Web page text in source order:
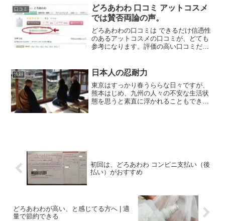
口コミ
どろあわわ 口コミ アットコスメ
では賛否両論の声。
どろあわわの口コミは できるだけ信憑性
のあるアットコスメの口コミが、どても
参考になります。評価の高い口コミだけ
洗顔 日本人の忍耐力
東京はすっかり春うららな日々ですが、
熊本はじめ、九州の人々の不安な生活状
態を思うと素直に浮かれることもできま
初回は、どろあわわ コンビニ支払い（後
払い）がおすすめ
どろあわわが高い、と感じてる方へ | 適
量で節約できる